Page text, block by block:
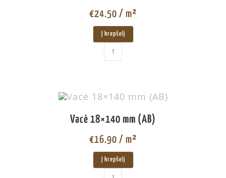
€24.50 / m²
Į krepšelį
Vacė 18×140 mm (AB)
€16.90 / m²
Į krepšelį